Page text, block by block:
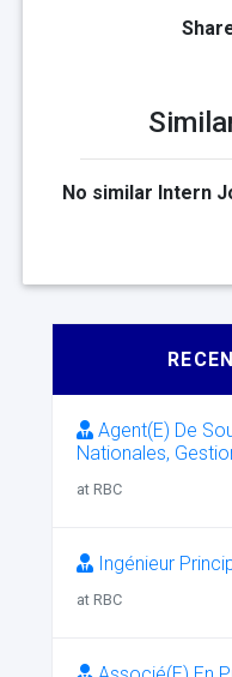
No similar Intern
Agent(E) De
Nationales,
at RBC
Ingénieur
at RBC